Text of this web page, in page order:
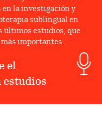
la investigación y
sublingual en
últimos estudios, que
importantes.
el
estudios